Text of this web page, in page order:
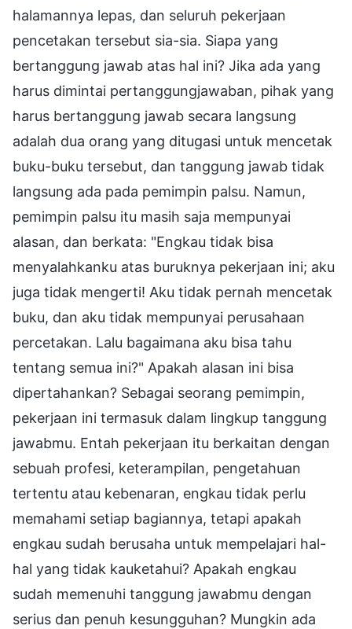
halamannya lepas, dan seluruh pekerjaan
pencetakan tersebut sia-sia. Siapa yang
bertanggung jawab atas hal ini? Jika ada yang
harus dimintai pertanggungjawaban, pihak yang
harus bertanggung jawab secara langsung
adalah dua orang yang ditugasi untuk mencetak
buku-buku tersebut, dan tanggung jawab tidak
langsung ada pada pemimpin palsu. Namun,
pemimpin palsu itu masih saja mempunyai
alasan, dan berkata: "Engkau tidak bisa
menyalahkanku atas buruknya pekerjaan ini; aku
juga tidak mengerti! Aku tidak pernah mencetak
buku, dan aku tidak mempunyai perusahaan
percetakan. Lalu bagaimana aku bisa tahu
tentang semua ini?" Apakah alasan ini bisa
dipertahankan? Sebagai seorang pemimpin,
pekerjaan ini termasuk dalam lingkup tanggung
jawabmu. Entah pekerjaan itu berkaitan dengan
sebuah profesi, keterampilan, pengetahuan
tertentu atau kebenaran, engkau tidak perlu
memahami setiap bagiannya, tetapi apakah
engkau sudah berusaha untuk mempelajari hal-
hal yang tidak kauketahui? Apakah engkau
sudah memenuhi tanggung jawabmu dengan
serius dan penuh kesungguhan? Mungkin ada